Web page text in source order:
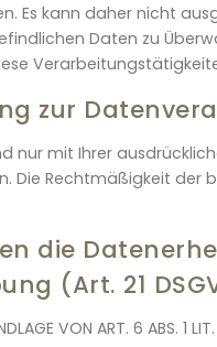
Es kann daher nicht
Daten zu
zur
nur mit Ihrer
Die Rechtmäßigkeit
die
(Art. 21
VON ART. 6 ABS. 1